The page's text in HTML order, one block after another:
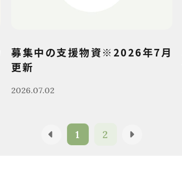
募集中の支援物資※2026年7月
更新
2026.07.02
1 2